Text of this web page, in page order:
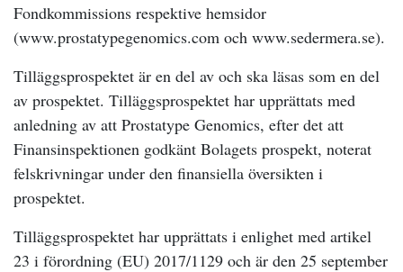
Fondkommissions respektive hemsidor
(www.prostatypegenomics.com och www.sedermera.se).
Tilläggsprospektet är en del av och ska läsas som en del
av prospektet. Tilläggsprospektet har upprättats med
anledning av att Prostatype Genomics, efter det att
Finansinspektionen godkänt Bolagets prospekt, noterat
felskrivningar under den finansiella översikten i
prospektet.
Tilläggsprospektet har upprättats i enlighet med artikel
23 i förordning (EU) 2017/1129 och är den 25 september